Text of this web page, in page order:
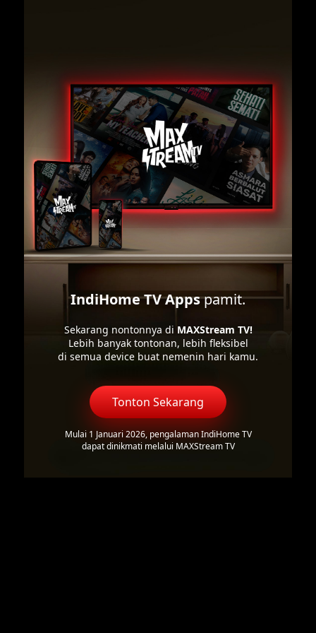
IndiHome TV Appspamit.
Sekarang nontonnya di MAXStream TV!
Lebih banyak tontonan, lebih fleksibel
di semua device buat nemenin hari kamu.
Tonton Sekarang
Mulai 1 Januari 2026, pengalaman IndiHome TV
dapat dinikmati melalui MAXStream TV